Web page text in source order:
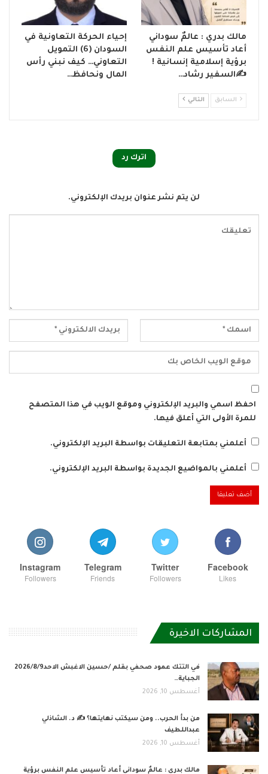
مالك بدري : عالمٌ سوداني
أعاد تأسيس علم النفس
برؤية إسلامية إنسانية !
✍️السفير رشاد…
إحياء الحركة التعاونية في
السودان (6) التمويل
التعاوني… كيف نبني رأس
المال ونحافظ…
السابق التالي
اترك رد
لن يتم نشر عنوان بريدك الإلكتروني.
احفظ اسمي والبريد الإلكتروني وموقع الويب في هذا المتصفح
للمرة الأولى التي أعلق فيها.
أعلمني بمتابعة التعليقات بواسطة البريد الإلكتروني.
أعلمني بالمواضيع الجديدة بواسطة البريد الإلكتروني.
Facebook
Likes
Twitter
Followers
Telegram
Friends
Instagram
Followers
المشاركات الاخيرة
في التتك عمود صحفي بقلم /حسين الاغبش الاحد2026/8/9
الجباية…
أغسطس 10, 2026
من بدأ الحرب.. ومن سيكتب نهايتها؟ ✍️ د. الشاذلي
عبداللطيف
أغسطس 10, 2026
مالك بدري : عالمٌ سوداني أعاد تأسيس علم النفس برؤية